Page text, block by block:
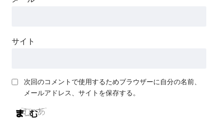
サイト
次回のコメントで使用するためブラウザーに自分の名前、
メールアドレス、サイトを保存する。